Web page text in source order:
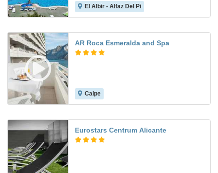
El Albir - Alfaz Del Pi
AR Roca Esmeralda and Spa
Calpe
Eurostars Centrum Alicante